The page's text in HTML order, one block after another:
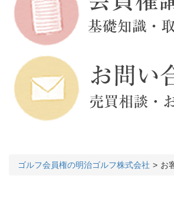
ゴルフ会員権の明治ゴルフ株式会社 お